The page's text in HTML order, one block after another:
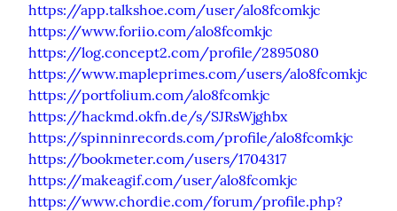
https://app.talkshoe.com/user/alo8fcomkjc
https://www.foriio.com/alo8fcomkjc
https://log.concept2.com/profile/2895080
https://www.mapleprimes.com/users/alo8fcomkjc
https://portfolium.com/alo8fcomkjc
https://hackmd.okfn.de/s/SJRsWjghbx
https://spinninrecords.com/profile/alo8fcomkjc
https://bookmeter.com/users/1704317
https://makeagif.com/user/alo8fcomkjc
https://www.chordie.com/forum/profile.php?